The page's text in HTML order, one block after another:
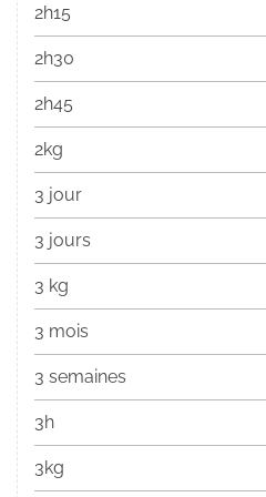
2h15
2h30
2h45
2kg
3 jour
3 jours
3 kg
3 mois
3 semaines
3h
3kg